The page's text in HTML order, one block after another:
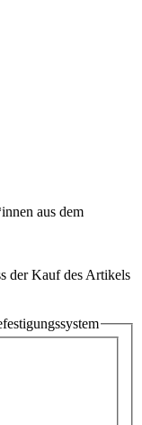
aus dem
der Kauf des Artikels